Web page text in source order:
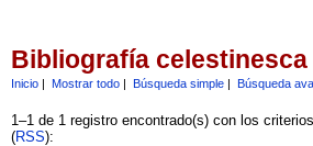
Bibliografía celestinesca
Inicio| Mostrar todo| Búsqueda simple| Búsqueda
1–1 de 1 registro encontrado(s) con los
(RSS):